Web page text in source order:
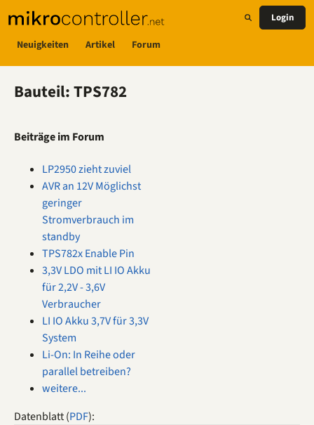
Neuigkeiten Artikel Forum
Login
Bauteil: TPS782
Beiträge im Forum
LP2950 zieht zuviel
AVR an 12V Möglichst
geringer
Stromverbrauch im
standby
TPS782x Enable Pin
3,3V LDO mit LI IO Akku
für 2,2V - 3,6V
Verbraucher
LI IO Akku 3,7V für 3,3V
System
Li-On: In Reihe oder
parallel betreiben?
weitere...
Datenblatt (PDF):